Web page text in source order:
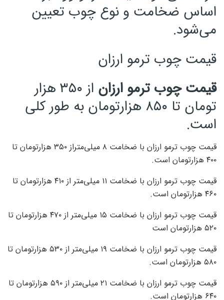
اساس ضخامت و نوع چوب تعیین
می‌شود.
قیمت چوب ترمو ارزان
قیمت چوب ترمو ارزان
از ۳۵۰ هزار
تومان تا ۸۵۰ هزارتومان به طور کلی
است.
قیمت چوب ترمو ارزان با ضخامت ۸ میلی‌متراز ۳۵۰ هزارتومان تا
۴۰۰ هزارتومان است.
قیمت چوب ترمو ارزان با ضخامت ۱۱ میلی‌متر از ۴۱۰ هزارتومان تا
۴۶۰ هزارتومان است.
قیمت چوب ترمو ارزان با ضخامت ۱۵ میلی‌متر از ۴۷۰ هزارتومان تا
۵۲۰ هزارتومان است
قیمت چوب ترمو ارزان با ضخامت ۱۹ میلی‌متر از ۵۳۰ هزارتومان تا
۵۸۰ هزارتومان است.
قیمت چوب ترمو ارزان با ضخامت ۲۱ میلی‌متر از ۵۹۰ هزارتومان تا
۶۴۰ هزارتومان است.